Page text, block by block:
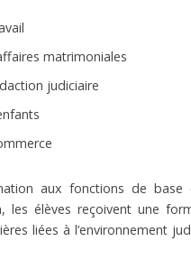
matrimoniales
judiciaire
aux fonctions de base
les élèves reçoivent une
liées à l’environnement